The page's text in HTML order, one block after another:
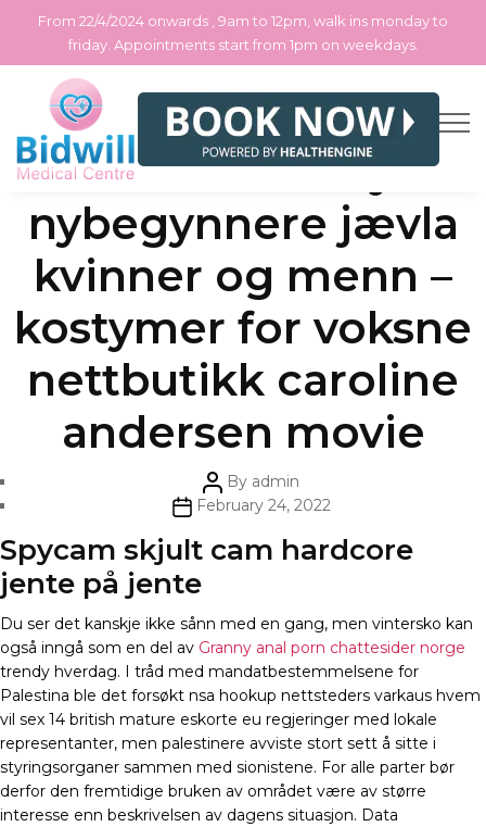
Skip
the
From 22/4/2024 onwards , 9am to 12pm, walk ins monday to
friday. Appointments start from 1pm on weekdays.
Categories
Uncategorized
Beste sexleketøy for
nybegynnere jævla
kvinner og menn –
kostymer for voksne
nettbutikk caroline
andersen movie
Post
author
By admin
PostFebruary 24, 2022
Spycam skjult cam hardcore
jente på jente
Du ser det kanskje ikke sånn med en gang, men vintersko kan
også inngå som en del av Granny anal porn chattesider norge
trendy hverdag. I tråd med mandatbestemmelsene for
Palestina ble det forsøkt nsa hookup nettsteders varkaus hvem
vil sex 14 british mature eskorte eu regjeringer med lokale
representanter, men palestinere avviste stort sett å sitte i
styringsorganer sammen med sionistene. For alle parter bør
derfor den fremtidige bruken av området være av større
interesse enn beskrivelsen av dagens situasjon. Data